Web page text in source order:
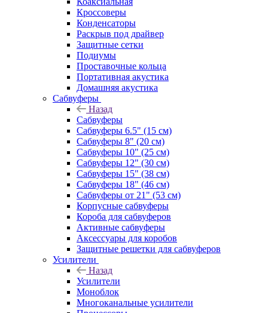
Кроссоверы
Конденсаторы
Раскрыв под драйвер
Защитные сетки
Подиумы
Проставочные кольца
Портативная акустика
Домашняя акустика
Сабвуферы
Назад
Сабвуферы
Сабвуферы 6.5" (15 см)
Сабвуферы 8" (20 см)
Сабвуферы 10" (25 см)
Сабвуферы 12" (30 см)
Сабвуферы 15" (38 см)
Сабвуферы 18" (46 см)
Сабвуферы от 21" (53 см)
Корпусные сабвуферы
Короба для сабвуферов
Активные сабвуферы
Аксессуары для коробов
Защитные решетки для сабвуферов
Усилители
Назад
Усилители
Моноблок
Многоканальные усилители